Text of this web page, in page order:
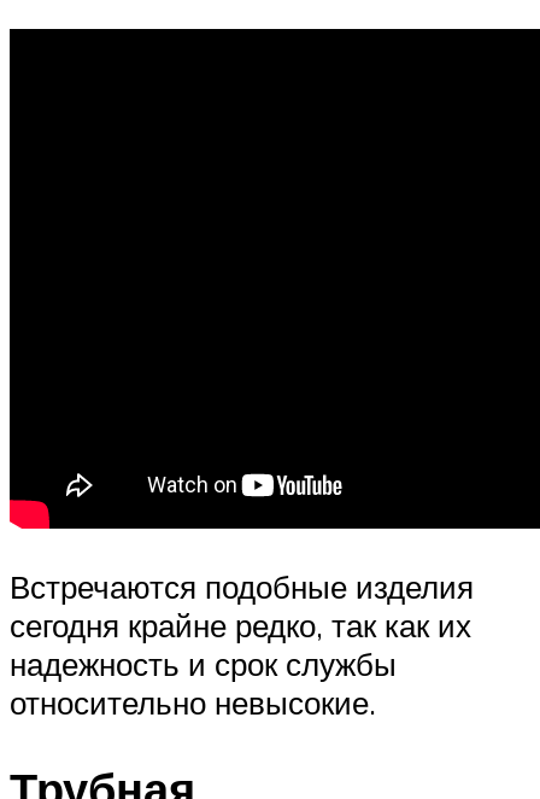
Встречаются подобные изделия
сегодня крайне редко, так как их
надежность и срок службы
относительно невысокие.